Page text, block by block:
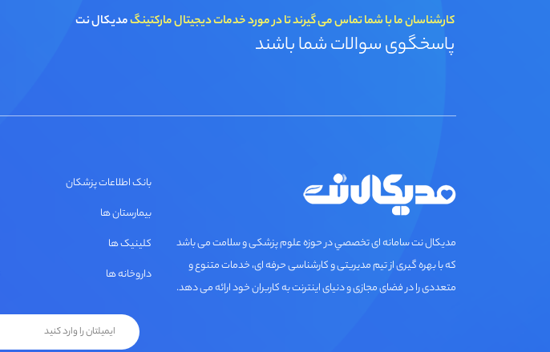
کارشناسان ما با شما تماس می گیرند تا در مورد خدمات دیجیتال مارکتینگمدیکال نت
پاسخگوی سوالات شما باشند
مديكال نت سامانه ای تخصصي در حوزه علوم پزشکی و سلامت می باشد
که با بهره گیری از تیم مدیریتی و کارشناسی حرفه ای، خدمات متنوع و
متعددی را در فضای مجازی و دنیای اینترنت به کاربران خود ارائه می دهد.
بانک اطلاعات پزشکان
بیمارستان ها
کلینیک ها
داروخانه ها